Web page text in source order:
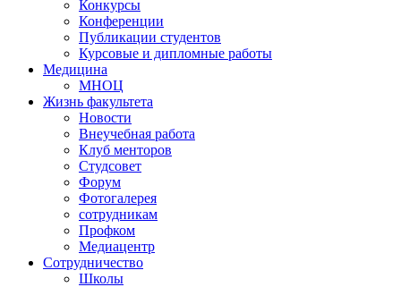
Конкурсы
Конференции
Публикации студентов
Курсовые и дипломные работы
Медицина
МНОЦ
Жизнь факультета
Новости
Внеучебная работа
Клуб менторов
Студсовет
Форум
Фотогалерея
сотрудникам
Профком
Медиацентр
Сотрудничество
Школы